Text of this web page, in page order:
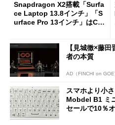
Snapdragon X2搭載「Surfa
ce Laptop 13.8インチ」「S
urface Pro 13インチ」はCop
た
【見城徹×藤
者の本質
AD（FINCHI on
スマホより小
Mobdel B1 ミ
セールで10％